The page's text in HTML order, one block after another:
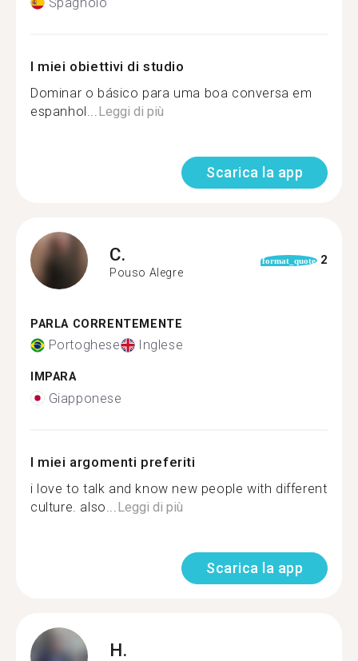
I miei obiettivi di studio
Dominar o básico para uma boa conversa em
espanhol... Leggi di più
Scarica la app
C.
Pouso Alegre
format_quote 2
PARLA CORRENTEMENTE
Portoghese Inglese
IMPARA
Giapponese
I miei argomenti preferiti
i love to talk and know new people with different
culture. also... Leggi di più
Scarica la app
H.